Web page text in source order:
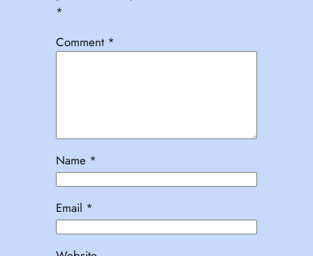
*
Comment *
Name *
Email *